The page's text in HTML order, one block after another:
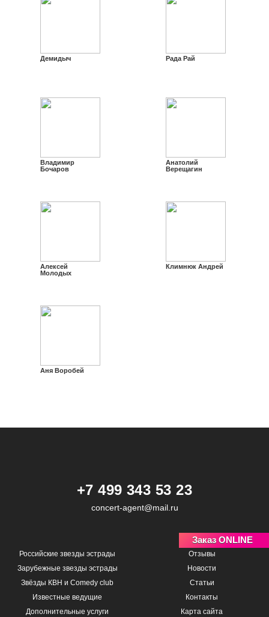
Заказ ONLINE
Демидыч Рада Рай
Владимир
Бочаров
Анатолий
Верещагин
Алексей
Молодых
Климнюк Андрей
Аня Воробей
+7 499 343 53 23
concert-agent@mail.ru
Российские звезды эстрады
Зарубежные звезды эстрады
Звёзды КВН и Comedy club
Известные ведущие
Дополнительные услуги
Отзывы
Новости
Статьи
Контакты
Карта сайта